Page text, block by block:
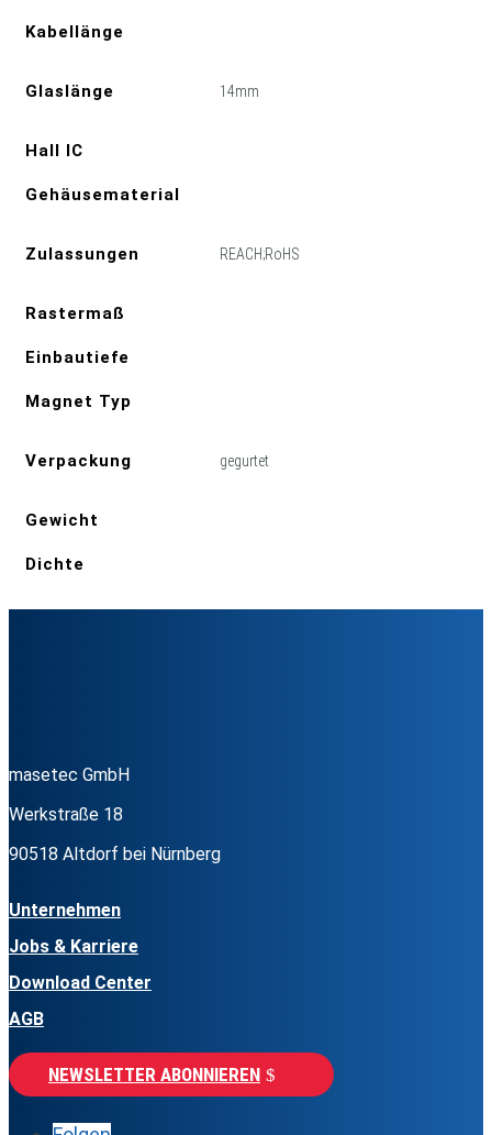
Kabellänge
Glaslänge 14mm
Hall IC
Gehäusematerial
Zulassungen REACH;RoHS
Rastermaß
Einbautiefe
Magnet Typ
Verpackung gegurtet
Gewicht
Dichte
masetec GmbH
Werkstraße 18
90518 Altdorf bei Nürnberg
Unternehmen
Jobs & Karriere
Download Center
AGB
NEWSLETTER ABONNIEREN